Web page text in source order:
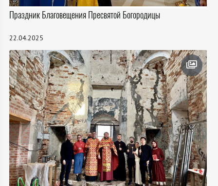
Праздник Благовещения Пресвятой Богородицы
22.04.2025